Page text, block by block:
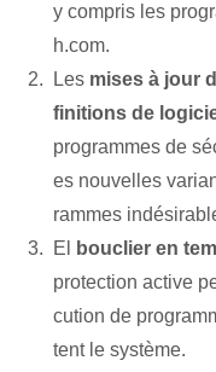
y compris les
h.com.
Les mises à jour
finitions de
programmes de
es nouvelles
rammes
El
bouclier ‌en
protection active
cution de
tent le système.